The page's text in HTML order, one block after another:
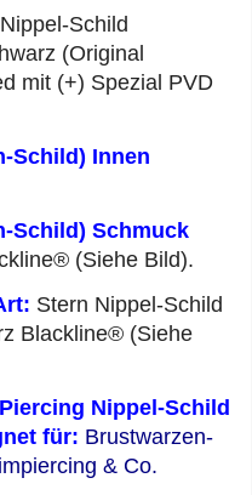
Schild
(Original
mit (+) Spezial PVD
Schild) Innen
Schild) Schmuck
(Siehe Bild).
Stern Nippel-Schild
Blackline® (Siehe
Nippel-Schild
für: Brustwarzen-
& Co.